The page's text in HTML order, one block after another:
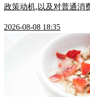
政策动机,以及对普通消
2026-08-08 18:35